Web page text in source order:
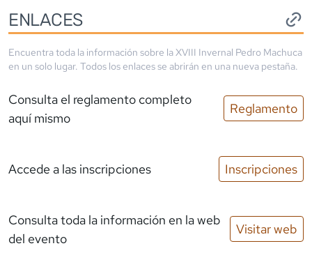
ENLACES
Encuentra toda la información sobre laXVIII Invernal Pedro Machuca
en un solo lugar. Todos los enlaces se abrirán en una nueva pestaña.
Consulta el reglamento completo
aquí mismo
Reglamento
Accede a las inscripciones Inscripciones
Consulta toda la información en la web
del evento
Visitar web